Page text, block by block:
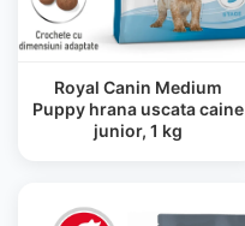
Royal Canin Medium
Puppy hrana uscata caine
junior, 1 kg